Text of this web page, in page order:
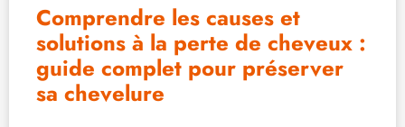
Comprendre les causes et
solutions à la perte de cheveux :
guide complet pour préserver
sa chevelure